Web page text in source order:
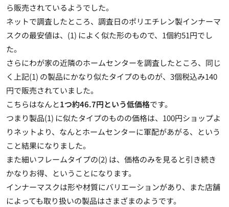
ら販売されているようでした。
ネットで調査したところ、調査日のポリエチレン製インナーマ
スクの最安値は、(1) によく似た形のもので、1個約51円でし
た。
さらにわが家の近隣のホームセンターを調査したところ、同じ
く上記(1) の製品にかなり似たタイプのものが、3個税込み140
円で販売されていました。
こちらはなんと1つ約46.7円という低価格です。
つまり製品(1) に似たタイプのものの価格は、100円ショップよ
りネットより、なんとホームセンターに軍配があがる、という
こと結果になりました。
また細いフレームタイプの(2) は、価格のみを見ると引き続き
かなりお得、ということになります。
インナーマスクは形や材質にバリエーションがあり、また店舗
によっても取り扱いの製品はさまざまのようです。